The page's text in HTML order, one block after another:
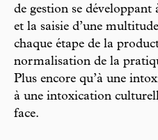
de gestion se
et la saisie d’une
chaque étape de la
normalisation de la
Plus encore qu’à une
à une intoxication
face.